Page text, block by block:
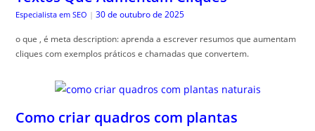
Especialista em SEO | 30 de outubro de 2025
o que , é meta description: aprenda a escrever resumos que aumentam
cliques com exemplos práticos e chamadas que convertem.
Como criar quadros com plantas